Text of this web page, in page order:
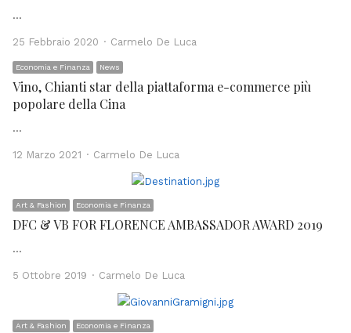
…
25 Febbraio 2020 Author
Carmelo De Luca
Economia e Finanza News
Vino, Chianti star della piattaforma e-commerce più
popolare della Cina
…
12 Marzo 2021 Author
Carmelo De Luca
Art & Fashion Economia e Finanza
DFC & VB FOR FLORENCE AMBASSADOR AWARD 2019
…
5 Ottobre 2019 Author
Carmelo De Luca
Art & Fashion Economia e Finanza